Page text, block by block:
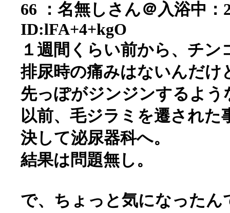
66 ：名無しさん＠入浴中：
ID:lFA+4+kgO
１週間くらい前から、チン
排尿時の痛みはないんだけ
先っぽがジンジンするよ
以前、毛ジラミを遷された
決して泌尿器科へ。
結果は問題無し。
で、ちょっと気になった